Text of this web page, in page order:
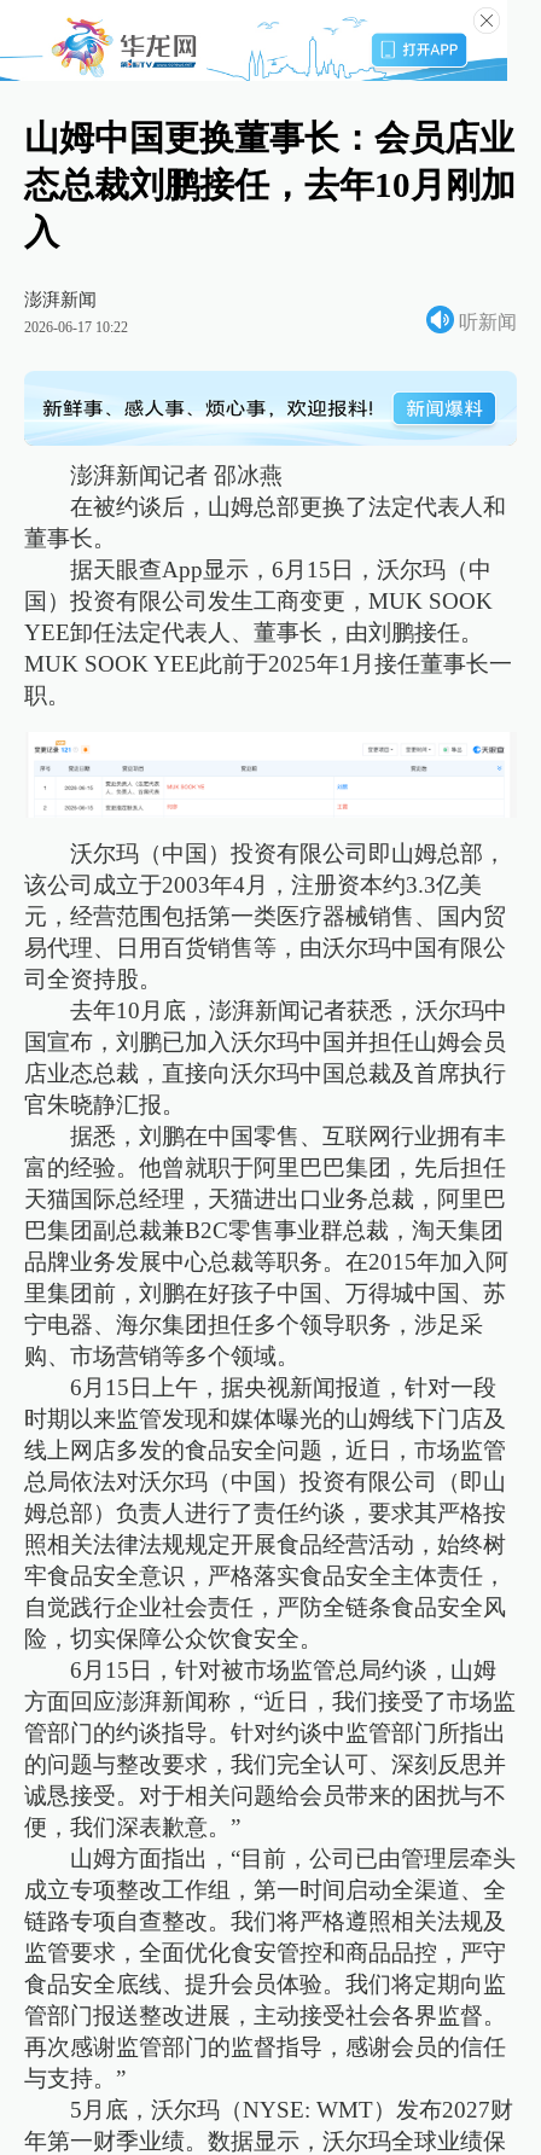
山姆中国更换董事长：会员店业
态总裁刘鹏接任，去年10月刚加
入
澎湃新闻
2026-06-17 10:22 听新闻
澎湃新闻记者 邵冰燕
在被约谈后，山姆总部更换了法定代表人和
董事长。
据天眼查App显示，6月15日，沃尔玛（中
国）投资有限公司发生工商变更，MUK SOOK
YEE卸任法定代表人、董事长，由刘鹏接任。
MUK SOOK YEE此前于2025年1月接任董事长一
职。
沃尔玛（中国）投资有限公司即山姆总部，
该公司成立于2003年4月，注册资本约3.3亿美
元，经营范围包括第一类医疗器械销售、国内贸
易代理、日用百货销售等，由沃尔玛中国有限公
司全资持股。
去年10月底，澎湃新闻记者获悉，沃尔玛中
国宣布，刘鹏已加入沃尔玛中国并担任山姆会员
店业态总裁，直接向沃尔玛中国总裁及首席执行
官朱晓静汇报。
据悉，刘鹏在中国零售、互联网行业拥有丰
富的经验。他曾就职于阿里巴巴集团，先后担任
天猫国际总经理，天猫进出口业务总裁，阿里巴
巴集团副总裁兼B2C零售事业群总裁，淘天集团
品牌业务发展中心总裁等职务。在2015年加入阿
里集团前，刘鹏在好孩子中国、万得城中国、苏
宁电器、海尔集团担任多个领导职务，涉足采
购、市场营销等多个领域。
6月15日上午，据央视新闻报道，针对一段
时期以来监管发现和媒体曝光的山姆线下门店及
线上网店多发的食品安全问题，近日，市场监管
总局依法对沃尔玛（中国）投资有限公司（即山
姆总部）负责人进行了责任约谈，要求其严格按
照相关法律法规规定开展食品经营活动，始终树
牢食品安全意识，严格落实食品安全主体责任，
自觉践行企业社会责任，严防全链条食品安全风
险，切实保障公众饮食安全。
6月15日，针对被市场监管总局约谈，山姆
方面回应澎湃新闻称，“近日，我们接受了市场监
管部门的约谈指导。针对约谈中监管部门所指出
的问题与整改要求，我们完全认可、深刻反思并
诚恳接受。对于相关问题给会员带来的困扰与不
便，我们深表歉意。”
山姆方面指出，“目前，公司已由管理层牵头
成立专项整改工作组，第一时间启动全渠道、全
链路专项自查整改。我们将严格遵照相关法规及
监管要求，全面优化食安管控和商品品控，严守
食品安全底线、提升会员体验。我们将定期向监
管部门报送整改进展，主动接受社会各界监督。
再次感谢监管部门的监督指导，感谢会员的信任
与支持。”
5月底，沃尔玛（NYSE: WMT）发布2027财
年第一财季业绩。数据显示，沃尔玛全球业绩保